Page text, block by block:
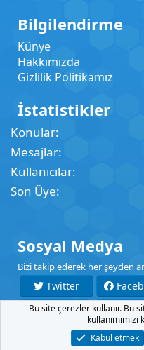
Bilgilendirme
Künye
Hakkımızda
Gizlilik Politikamız
İstatistikler
Konular
Mesajlar
Kullanıcılar
Son Üye
Sosyal Medya
Bizi takip ederek her şeyden
Twitter
YouTube
Şartlar Gizlilik
Bu site çerezler kullanır. Bu
Kabul etmek